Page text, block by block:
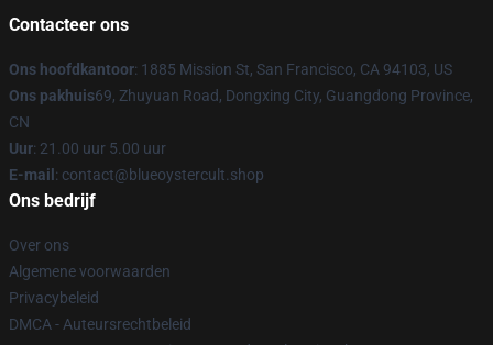
Contacteer ons
Ons hoofdkantoor: 1885 Mission St, San Francisco, CA 94103, US
Ons pakhuis69, Zhuyuan Road, Dongxing City, Guangdong Province,
CN
Uur: 21.00 uur 5.00 uur
E-mail : contact@blueoystercult.shop
Ons bedrijf
Over ons
Algemene voorwaarden
Privacybeleid
DMCA - Auteursrechtbeleid